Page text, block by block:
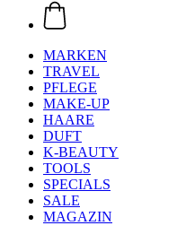
MARKEN
TRAVEL
PFLEGE
MAKE-UP
HAARE
DUFT
K-BEAUTY
TOOLS
SPECIALS
SALE
MAGAZIN